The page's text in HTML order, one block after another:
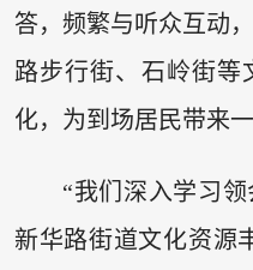
答，频繁与听众互动
路步行街、石岭街等
化，为到场居民带来
“我们深入学习
新华路街道文化资源